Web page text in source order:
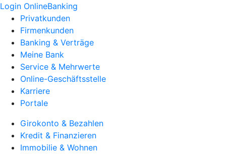
Login OnlineBanking
Privatkunden
Firmenkunden
Banking & Verträge
Meine Bank
Service & Mehrwerte
Online-Geschäftsstelle
Karriere
Portale
Girokonto & Bezahlen
Kredit & Finanzieren
Immobilie & Wohnen